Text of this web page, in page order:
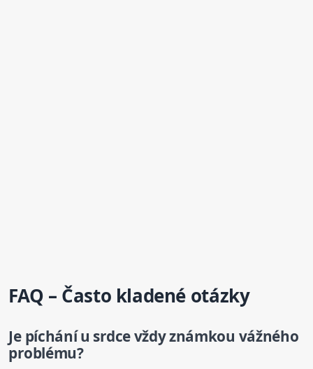
FAQ – Často kladené otázky
Je pícháníu srdce vždy známkou vážného
problému?